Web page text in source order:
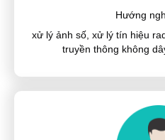
Hướng
xử lý ảnh số, xử lý tín hiệu
truyền thông không